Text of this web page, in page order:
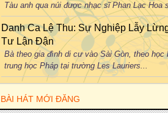
Tàu anh qua núi được nhạc sĩ Phan Lạc Hoa
Danh Ca Lệ Thu: Sự Nghiệp Lẫy
Tư Lận Đận
Bà theo gia đình di cư vào Sài Gòn, theo học
trung học Pháp tại trường Les Lauriers...
BÀI HÁT MỚI ĐĂNG